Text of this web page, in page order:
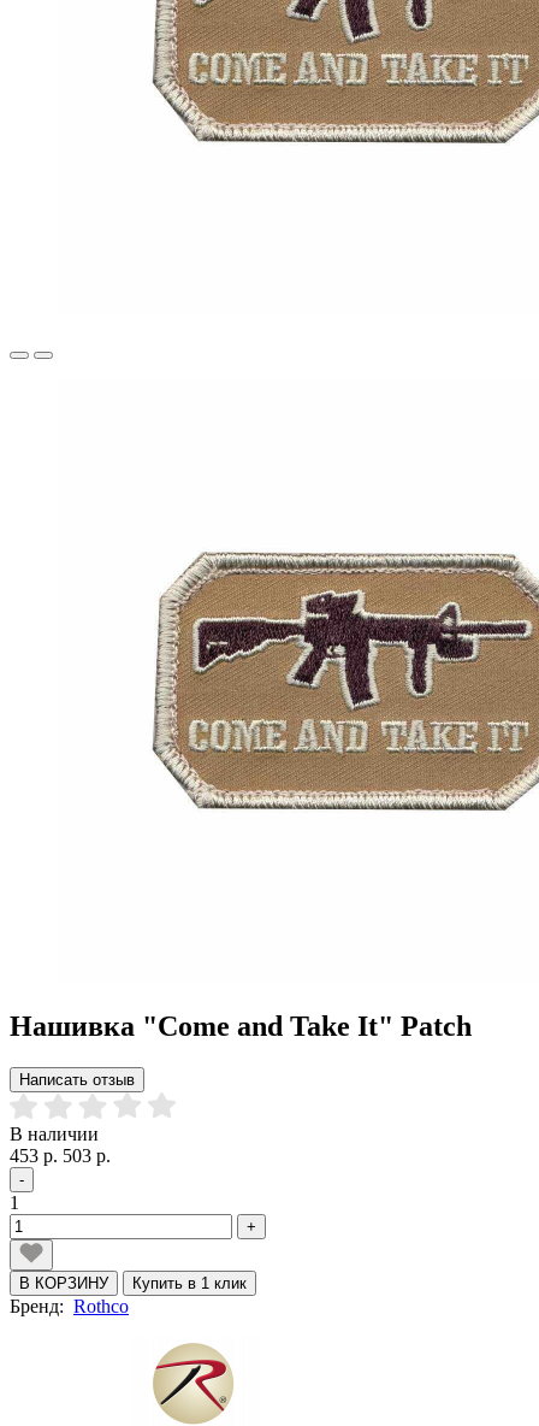
Нашивка "Come and Take It" Patch
Написать отзыв
В наличии
453 р. 503 р.
-
1
+
В КОРЗИНУ Купить в 1 клик
Бренд: Rothco